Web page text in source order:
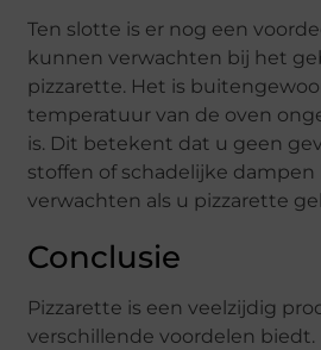
Ten slotte is er nog een
kunnen verwachten bij het
pizzarette. Het is
temperatuur van de oven
is. Dit betekent dat u geen
stoffen of schadelijke
verwachten als u pizzarette
Conclusie
Pizzarette is een veelzijdig
verschillende voordelen biedt.